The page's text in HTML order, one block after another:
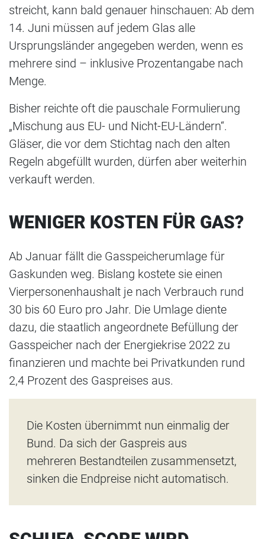
streicht, kann bald genauer hinschauen: Ab dem
14. Juni müssen auf jedem Glas alle
Ursprungsländer angegeben werden, wenn es
mehrere sind – inklusive Prozentangabe nach
Menge.
Bisher reichte oft die pauschale Formulierung
„Mischung aus EU- und Nicht-EU-Ländern“.
Gläser, die vor dem Stichtag nach den alten
Regeln abgefüllt wurden, dürfen aber weiterhin
verkauft werden.
WENIGER KOSTEN FÜR GAS?
Ab Januar fällt die Gasspeicherumlage für
Gaskunden weg. Bislang kostete sie einen
Vierpersonenhaushalt je nach Verbrauch rund
30 bis 60 Euro pro Jahr. Die Umlage diente
dazu, die staatlich angeordnete Befüllung der
Gasspeicher nach der Energiekrise 2022 zu
finanzieren und machte bei Privatkunden rund
2,4 Prozent des Gaspreises aus.
Die Kosten übernimmt nun einmalig der
Bund. Da sich der Gaspreis aus
mehreren Bestandteilen zusammensetzt,
sinken die Endpreise nicht automatisch.